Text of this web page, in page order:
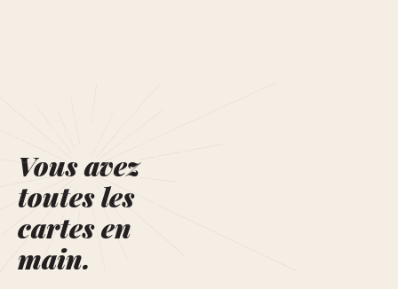
Vous avez
toutes les
cartes en
main.